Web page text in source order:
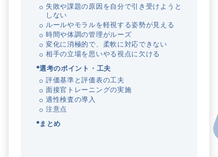
失敗や課題の原因を自分で引き受けようと
しない
ルールやモラルを軽視する姿勢が見える
時間や体調の管理がルーズ
変化に消極的で、柔軟に対応できない
相手の立場を思いやる視点に欠ける
選考のポイント・工夫
評価基準と評価表の工夫
面接官トレーニングの実施
適性検査の導入
注意点
まとめ